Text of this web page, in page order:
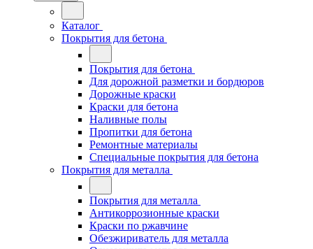
Каталог
Покрытия для бетона
Покрытия для бетона
Для дорожной разметки и бордюров
Дорожные краски
Краски для бетона
Наливные полы
Пропитки для бетона
Ремонтные материалы
Специальные покрытия для бетона
Покрытия для металла
Покрытия для металла
Антикоррозионные краски
Краски по ржавчине
Обезжириватель для металла